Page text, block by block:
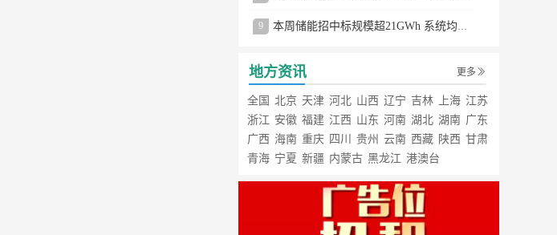
9 本周储能招中标规模超21GWh 系统均价0.79元/Wh
地方资讯 更多
全国 北京 天津 河北 山西 辽宁 吉林 上海 江苏
浙江 安徽 福建 江西 山东 河南 湖北 湖南 广东
广西 海南 重庆 四川 贵州 云南 西藏 陕西 甘肃
青海 宁夏 新疆 内蒙古 黑龙江 港澳台